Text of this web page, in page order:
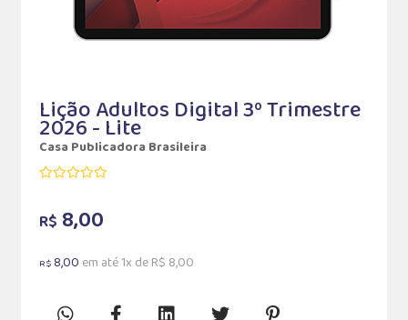
Lição Adultos Digital 3º Trimestre
2026 - Lite
Casa Publicadora Brasileira
R$ 8,00
R$8,00 em até 1x de R$ 8,00